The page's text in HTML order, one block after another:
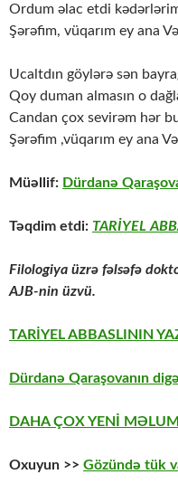
Ordum əlac etdi
Şərəfim, vüqarım ey ana
Ucaltdın göylərə sən
Qoy duman almasın o
Candan çox sevirəm hər
Şərəfim ,vüqarım ey ana
Müəllif: Dürdanə
Təqdim etdi: TARİYEL
Filologiya üzrə fəlsəfə
AJB-nin üzvü.
TARİYEL ABBASLININ
Dürdanə Qaraşovanın
DAHA ÇOX YENİ
Oxuyun >> Gözündə tük